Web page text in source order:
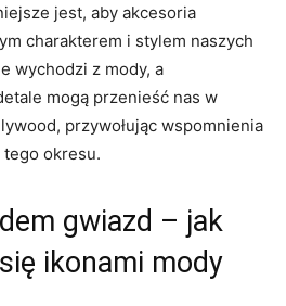
jest, aby akcesoria
charakterem i stylem naszych
wychodzi z mody, a
mogą przenieść nas w
przywołując wspomnienia
okresu.
gwiazd – jak
ikonami mody